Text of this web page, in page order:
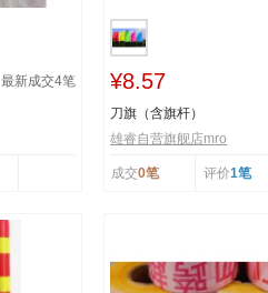
最新成交4笔 ¥8.57
刀旗（含旗杆）
雄睿自营旗舰店mro
成交0笔 评价1笔